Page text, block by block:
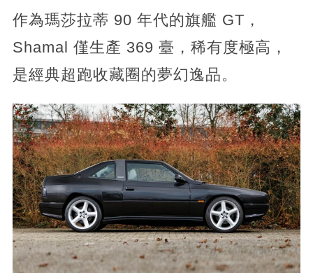
作為瑪莎拉蒂 90 年代的旗艦 GT，
Shamal 僅生產 369 臺，稀有度極高，
是經典超跑收藏圈的夢幻逸品。